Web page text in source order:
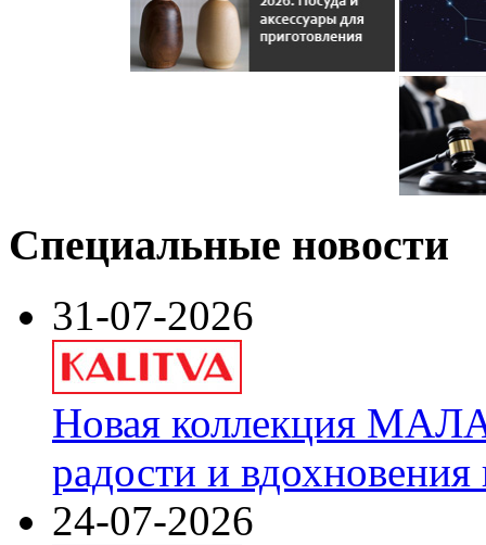
Специальные новости
31-07-2026
Новая коллекция
радости и
24-07-2026